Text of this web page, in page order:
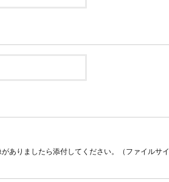
ありましたら添付してください。（ファイルサイ